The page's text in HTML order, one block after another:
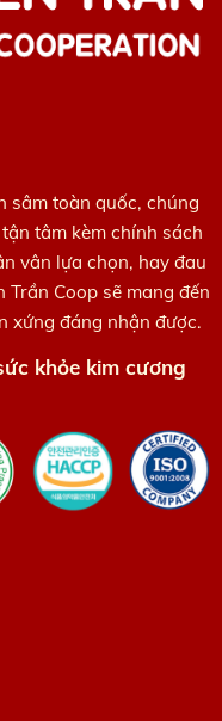
sâm toàn quốc, chúng
tâm kèm chính sách
vân lựa chọn, hay đau
Coop sẽ mang đến
xứng đáng nhận được.
khỏe kim cương